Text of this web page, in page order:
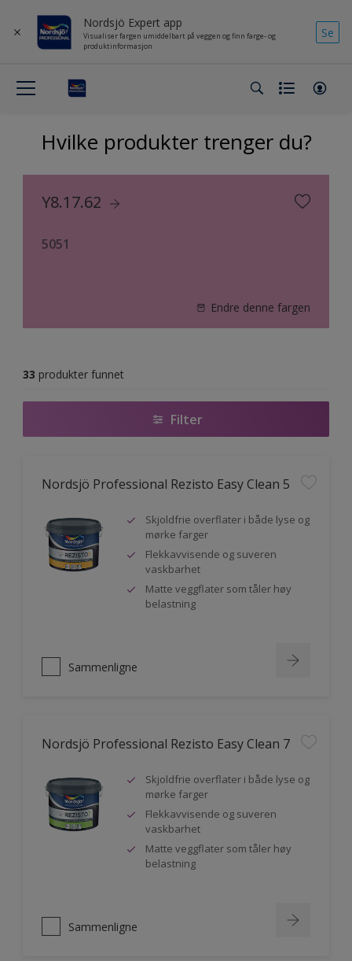
Nordsjö Expert app
Visualiser fargen umiddelbart på veggen og finn farge- og
produktinformasjon
Se
Hvilke produkter trenger du?
Y8.17.62
5051
Endre denne fargen
33 produkter funnet
Filter
Nordsjö Professional Rezisto Easy Clean 5
Skjoldfrie overflater i både lyse og
mørke farger
Flekkavvisende og suveren
vaskbarhet
Matte veggflater som tåler høy
belastning
Sammenligne
Nordsjö Professional Rezisto Easy Clean 7
Skjoldfrie overflater i både lyse og
mørke farger
Flekkavvisende og suveren
vaskbarhet
Matte veggflater som tåler høy
belastning
Sammenligne